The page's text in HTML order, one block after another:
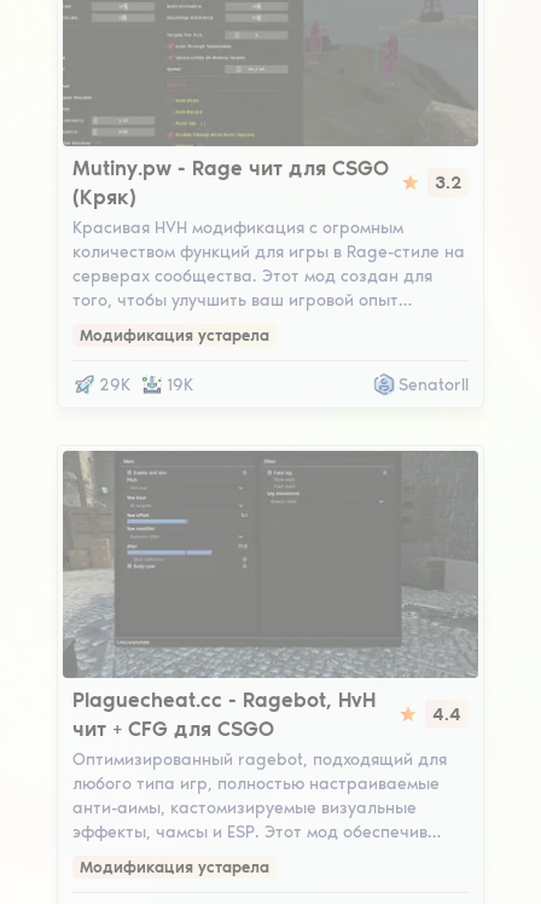
Mutiny.pw - Rage чит для CSGO
(Кряк)
3.2
Красивая HVH модификация с огромным
количеством функций для игры в Rage-стиле на
серверах сообщества. Этот мод создан для
того, чтобы улучшить ваш игровой опыт…
Модификация устарела
29K 19K Senatorll
Plaguecheat.cc
Plaguecheat.cc - Ragebot, HvH
чит + CFG для CSGO
4.4
Оптимизированный ragebot, подходящий для
любого типа игр, полностью настраиваемые
анти-аимы, кастомизируемые визуальные
эффекты, чамсы и ESP. Этот мод обеспечив…
Модификация устарела